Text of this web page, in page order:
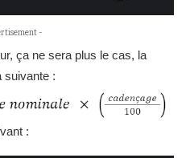
-
ça ne sera plus le cas, la
suivante :
: